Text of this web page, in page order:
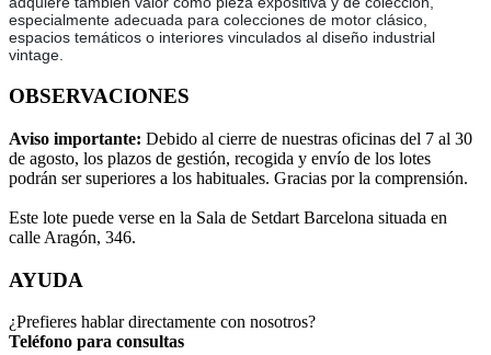
especialmente adecuada para colecciones de motor clásico,
espacios temáticos o interiores vinculados al diseño industrial
vintage.
OBSERVACIONES
Aviso importante: Debido al cierre de nuestras oficinas del 7 al 30
de agosto, los plazos de gestión, recogida y envío de los lotes
podrán ser superiores a los habituales. Gracias por la comprensión.
Este lote puede verse en la Sala de Setdart Barcelona situada en
calle Aragón, 346.
AYUDA
¿Prefieres hablar directamente con nosotros?
Teléfono para consultas